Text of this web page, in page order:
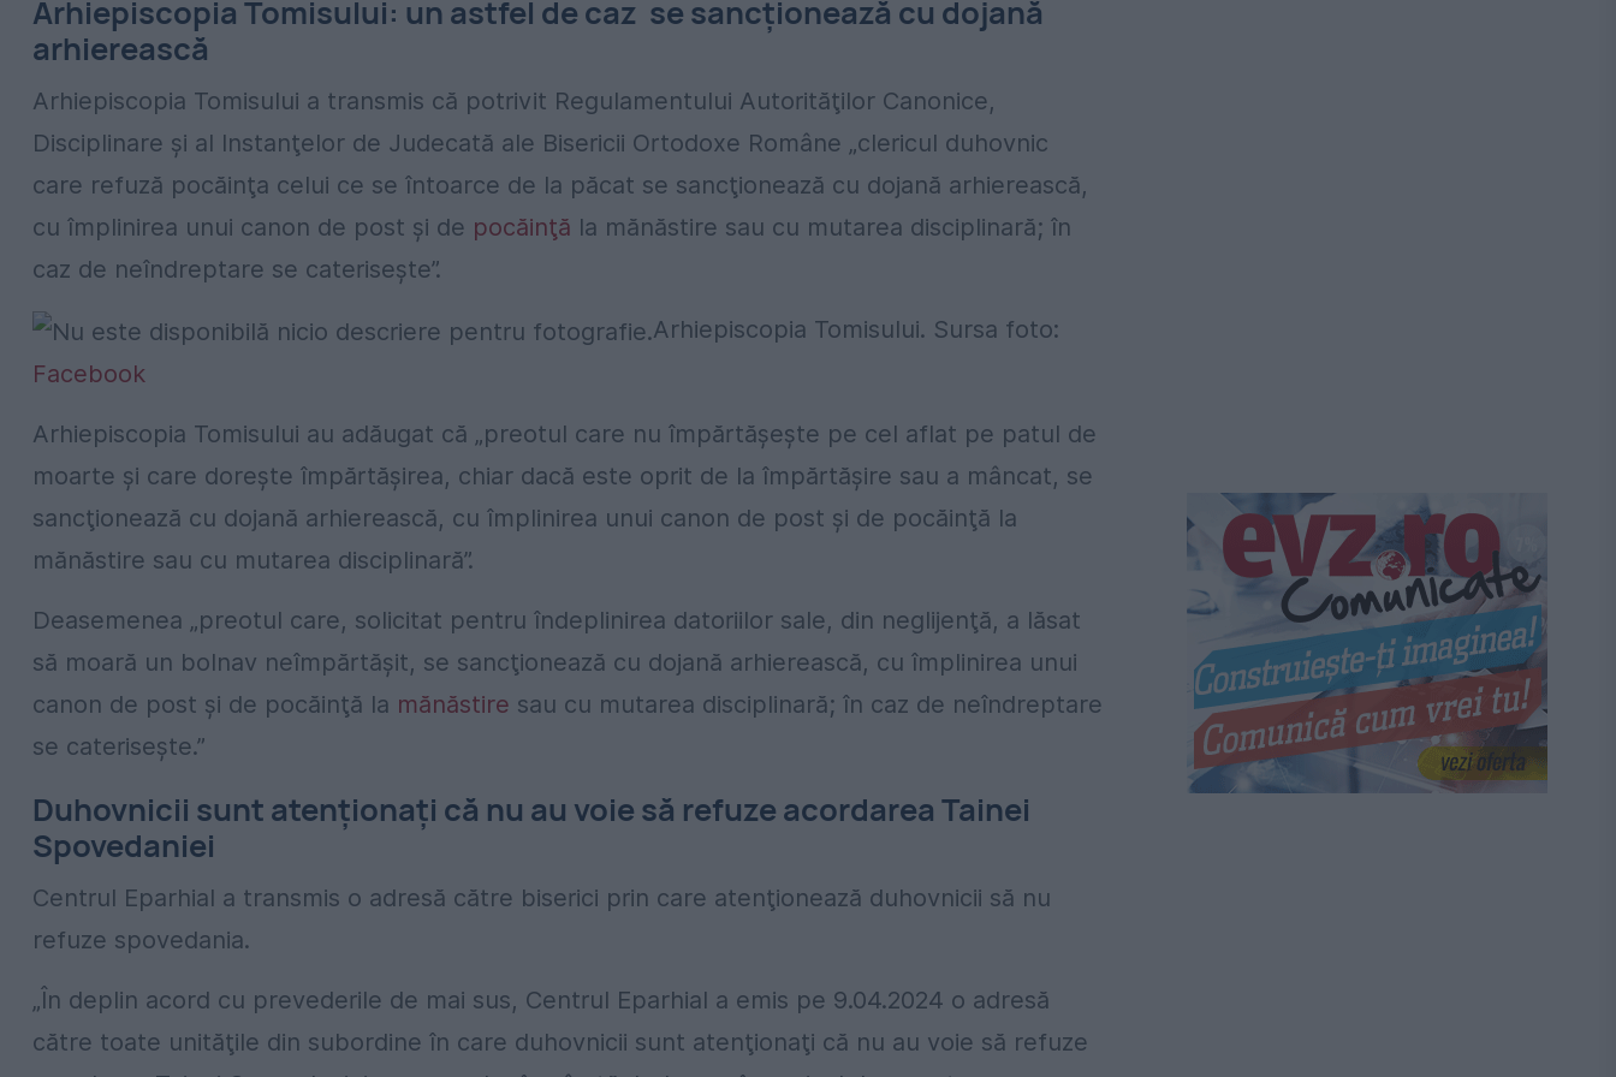
Arhiepiscopia Tomisului: un astfel de caz se sancţionează cu dojană
arhierească
Arhiepiscopia Tomisului a transmis că potrivit Regulamentului Autorităţilor Canonice,
Disciplinare şi al Instanţelor de Judecată ale Bisericii Ortodoxe Române „clericul duhovnic
care refuză pocăinţa celui ce se întoarce de la păcat se sancţionează cu dojană arhierească,
cu împlinirea unui canon de post şi de pocăinţă la mănăstire sau cu mutarea disciplinară; în
caz de neîndreptare se cateriseşte”.
Arhiepiscopia Tomisului. Sursa foto:
Facebook
Arhiepiscopia Tomisului au adăugat că „preotul care nu împărtăşeşte pe cel aflat pe patul de
moarte şi care doreşte împărtăşirea, chiar dacă este oprit de la împărtăşire sau a mâncat, se
sancţionează cu dojană arhierească, cu împlinirea unui canon de post şi de pocăinţă la
mănăstire sau cu mutarea disciplinară”.
Deasemenea „preotul care, solicitat pentru îndeplinirea datoriilor sale, din neglijenţă, a lăsat
să moară un bolnav neîmpărtăşit, se sancţionează cu dojană arhierească, cu împlinirea unui
canon de post şi de pocăinţă la mănăstire sau cu mutarea disciplinară; în caz de neîndreptare
se cateriseşte.”
Duhovnicii sunt atenționați că nu au voie să refuze acordarea Tainei
Spovedaniei
Centrul Eparhial a transmis o adresă către biserici prin care atenţionează duhovnicii să nu
refuze spovedania.
„În deplin acord cu prevederile de mai sus, Centrul Eparhial a emis pe 9.04.2024 o adresă
către toate unităţile din subordine în care duhovnicii sunt atenţionaţi că nu au voie să refuze